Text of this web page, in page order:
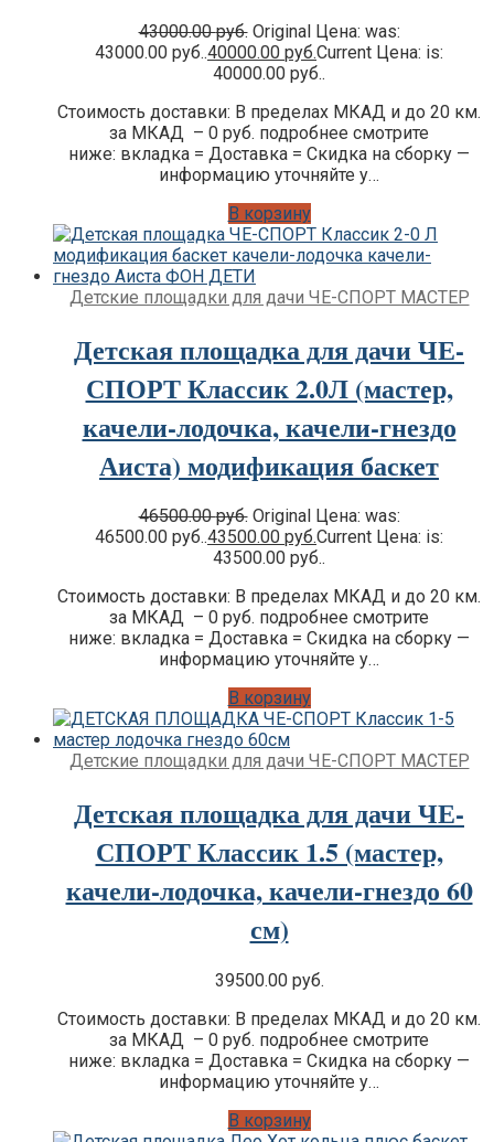
43000.00руб. Original Цена: was:
43000.00 руб..40000.00 руб.Current Цена: is:
40000.00 руб..
Стоимость доставки: В пределах МКАД и до 20 км.
за МКАД – 0 руб. подробнее смотрите
ниже: вкладка = Доставка = Скидка на сборку —
информацию уточняйте у…
В корзину
Детские площадки для дачи ЧЕ-СПОРТ МАСТЕР
Детская площадка для дачи ЧЕ-
СПОРТ Классик 2.0Л (мастер,
качели-лодочка, качели-гнездо
Аиста) модификация баскет
46500.00руб. Original Цена: was:
46500.00 руб..43500.00 руб.Current Цена: is:
43500.00 руб..
Стоимость доставки: В пределах МКАД и до 20 км.
за МКАД – 0 руб. подробнее смотрите
ниже: вкладка = Доставка = Скидка на сборку —
информацию уточняйте у…
В корзину
Детские площадки для дачи ЧЕ-СПОРТ МАСТЕР
Детская площадка для дачи ЧЕ-
СПОРТ Классик 1.5 (мастер,
качели-лодочка, качели-гнездо 60
см)
39500.00 руб.
Стоимость доставки: В пределах МКАД и до 20 км.
за МКАД – 0 руб. подробнее смотрите
ниже: вкладка = Доставка = Скидка на сборку —
информацию уточняйте у…
В корзину